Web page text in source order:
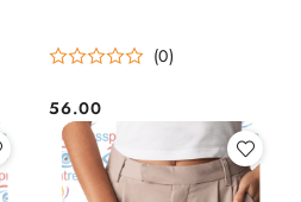
(0)
Cena:
56.00